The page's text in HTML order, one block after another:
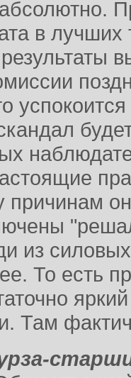
в лучших
причинам
силовых
То есть
Там